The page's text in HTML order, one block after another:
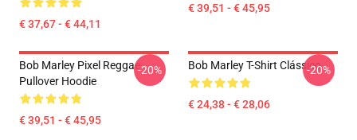
€ 37,67 - € 44,11
€ 39,51 - € 45,95
Bob Marley Pixel Reggae
Pullover Hoodie
€ 39,51 - € 45,95
-20% Bob Marley T-Shirt Clássico
€ 24,38 - € 28,06
-20%